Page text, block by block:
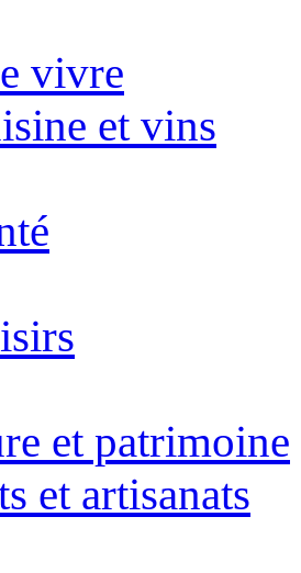
vivre
et vins
et patrimoine
et artisanats